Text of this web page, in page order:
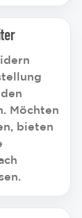
Möchten
bieten